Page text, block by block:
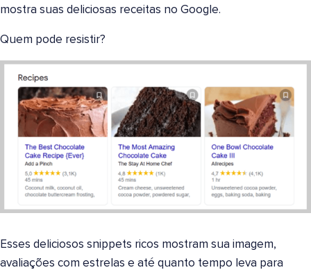
mostra suas deliciosas receitas no Google.
Quem pode resistir?
Esses deliciosos snippets ricos mostram sua imagem,
avaliações com estrelas e até quanto tempo leva para